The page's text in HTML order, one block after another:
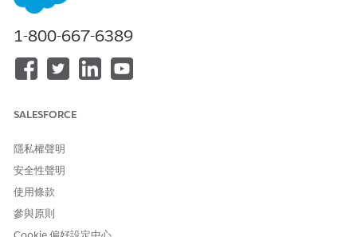
「已批准」。
您可以拒絕要求,並提供可改善或變更項目的回饋意見,或者您可以將
批准招募要求:
按一下
按一下「
視需要輸入註解,然後按一下「
1-800-667-6389
SALESFORCE
隱私權聲明
安全性聲明
使用條款
參與原則